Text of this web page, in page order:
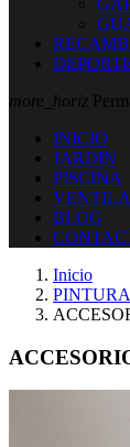
more_horiz
INICIO
JARDIN
PISCINA
BLOG
Inicio
PINTURA